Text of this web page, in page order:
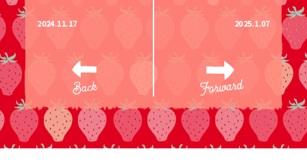
2024.11.17 2025.1.07